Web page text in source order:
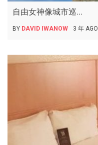
自由女神像城市巡...
BY DAVID IWANOW 3 年 AGO